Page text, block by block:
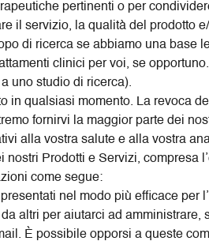
pertinenti o per
il servizio, la qualità del prodotto
di ricerca se abbiamo una base
clinici per voi, se
uno studio di ricerca).
in qualsiasi momento. La revoca
fornirvi la maggior parte dei
alla vostra salute e alla vostra
Prodotti e Servizi, compresa
come segue:
nel modo più efficace per
altri per aiutarci ad amministrare,
È possibile opporsi a queste